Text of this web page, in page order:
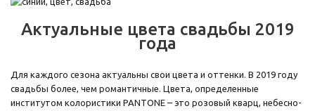
Актуальные цвета свадьбы 2019
года
Для каждого сезона актуальны свои цвета и оттенки. В 2019 году
свадьбы более, чем романтичные. Цвета, определенные
институтом колористики PANTONE – это розовый кварц, небесно-